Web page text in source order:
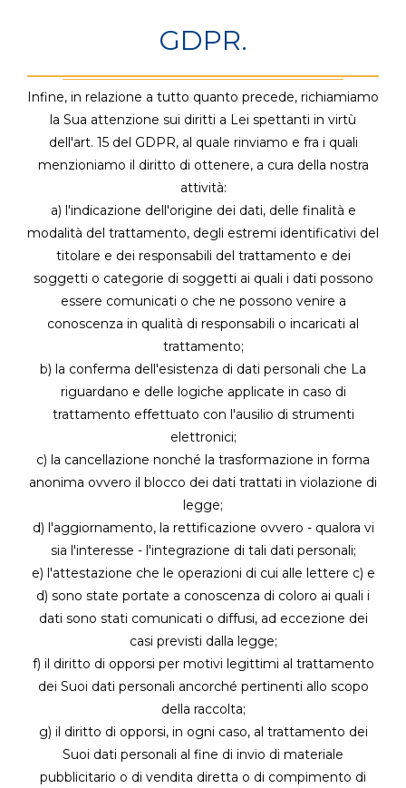
GDPR.
Infine, in relazione a tutto quanto precede, richiamiamo
la Sua attenzione sui diritti a Lei spettanti in virtù
dell'art. 15 del GDPR, al quale rinviamo e fra i quali
menzioniamo il diritto di ottenere, a cura della nostra
attività:
a) l'indicazione dell'origine dei dati, delle finalità e
modalità del trattamento, degli estremi identificativi del
titolare e dei responsabili del trattamento e dei
soggetti o categorie di soggetti ai quali i dati possono
essere comunicati o che ne possono venire a
conoscenza in qualità di responsabili o incaricati al
trattamento;
b) la conferma dell'esistenza di dati personali che La
riguardano e delle logiche applicate in caso di
trattamento effettuato con l'ausilio di strumenti
elettronici;
c) la cancellazione nonché la trasformazione in forma
anonima ovvero il blocco dei dati trattati in violazione di
legge;
d) l'aggiornamento, la rettificazione ovvero - qualora vi
sia l'interesse - l'integrazione di tali dati personali;
e) l'attestazione che le operazioni di cui alle lettere c) e
d) sono state portate a conoscenza di coloro ai quali i
dati sono stati comunicati o diffusi, ad eccezione dei
casi previsti dalla legge;
f) il diritto di opporsi per motivi legittimi al trattamento
dei Suoi dati personali ancorché pertinenti allo scopo
della raccolta;
g) il diritto di opporsi, in ogni caso, al trattamento dei
Suoi dati personali al fine di invio di materiale
pubblicitario o di vendita diretta o di compimento di